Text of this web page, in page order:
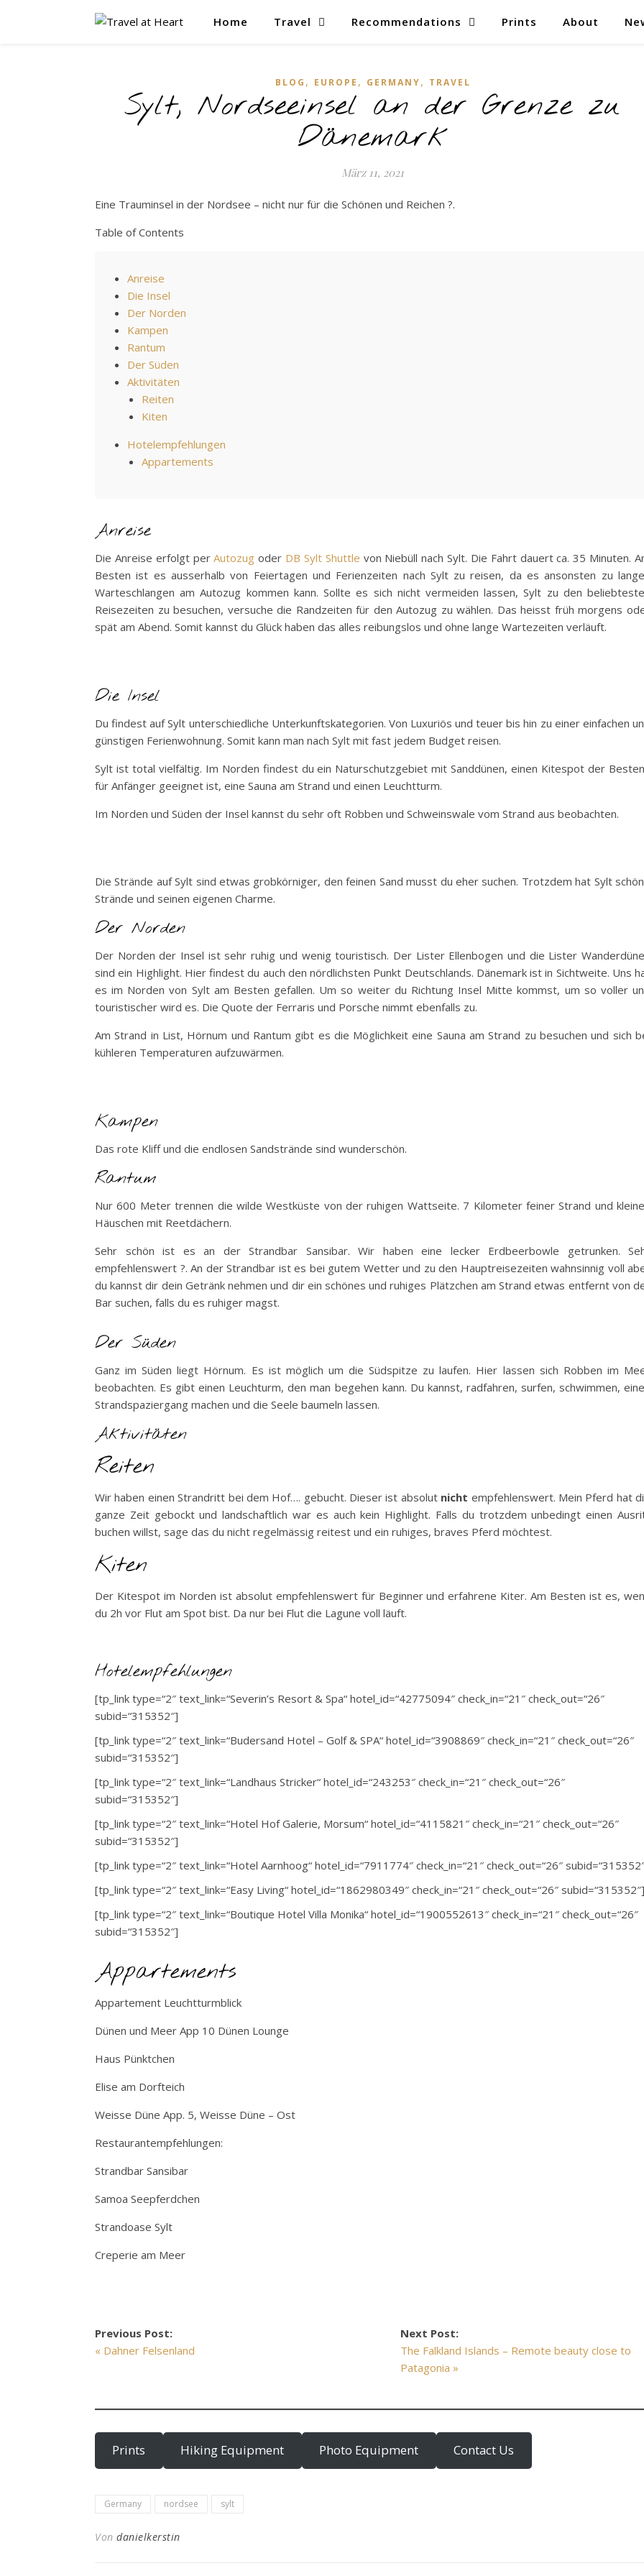
Home Travel Recommendations Prints About
BLOG , EUROPE , GERMANY, TRAVEL
Sylt, Nordseeinsel an der Grenze zu
Dänemark
März 11, 2021
Eine Trauminsel in der Nordsee – nicht nur für die Schönen und Reichen ?.
Table of Contents
Anreise
Die Insel
Der Norden
Kampen
Rantum
Der Süden
Aktivitäten
Reiten
Kiten
Hotelempfehlungen
Appartements
Anreise
Die Anreise erfolgt perAutozug oder DB Sylt Shuttle von Niebüll nach Sylt. Die Fahrt dauert ca. 35 Minuten.
Besten ist es ausserhalb von Feiertagen und Ferienzeiten nach Sylt zu reisen, da es ansonsten zu
Warteschlangen am Autozug kommen kann. Sollte es sich nicht vermeiden lassen, Sylt zu den
Reisezeiten zu besuchen, versuche die Randzeiten für den Autozug zu wählen. Das heisst früh morgens
spät am Abend. Somit kannst du Glück haben das alles reibungslos und ohne lange Wartezeiten verläuft.
Die Insel
Du findest auf Sylt unterschiedliche Unterkunftskategorien. Von Luxuriös und teuer bis hin zu einer einfachen
günstigen Ferienwohnung. Somit kann man nach Sylt mit fast jedem Budget reisen.
Sylt ist total vielfältig. Im Norden findest du ein Naturschutzgebiet mit Sanddünen, einen Kitespot der
für Anfänger geeignet ist, eine Sauna am Strand und einen Leuchtturm.
Im Norden und Süden der Insel kannst du sehr oft Robben und Schweinswale vom Strand aus beobachten.
Die Strände auf Sylt sind etwas grobkörniger, den feinen Sand musst du eher suchen. Trotzdem hat Sylt
Strände und seinen eigenen Charme.
Der Norden
Der Norden der Insel ist sehr ruhig und wenig touristisch. Der Lister Ellenbogen und die Lister
sind ein Highlight. Hier findest du auch den nördlichsten Punkt Deutschlands. Dänemark ist in Sichtweite. Uns
es im Norden von Sylt am Besten gefallen. Um so weiter du Richtung Insel Mitte kommst, um so voller
touristischer wird es. Die Quote der Ferraris und Porsche nimmt ebenfalls zu.
Am Strand in List, Hörnum und Rantum gibt es die Möglichkeit eine Sauna am Strand zu besuchen und sich
kühleren Temperaturen aufzuwärmen.
Kampen
Das rote Kliff und die endlosen Sandstrände sind wunderschön.
Rantum
Nur 600 Meter trennen die wilde Westküste von der ruhigen Wattseite. 7 Kilometer feiner Strand und
Häuschen mit Reetdächern.
Sehr schön ist es an der Strandbar Sansibar. Wir haben eine lecker Erdbeerbowle getrunken.
empfehlenswert ?. An der Strandbar ist es bei gutem Wetter und zu den Hauptreisezeiten wahnsinnig voll
du kannst dir dein Getränk nehmen und dir ein schönes und ruhiges Plätzchen am Strand etwas entfernt von
Bar suchen, falls du es ruhiger magst.
Der Süden
Ganz im Süden liegt Hörnum. Es ist möglich um die Südspitze zu laufen. Hier lassen sich Robben im
beobachten. Es gibt einen Leuchturm, den man begehen kann. Du kannst, radfahren, surfen, schwimmen,
Strandspaziergang machen und die Seele baumeln lassen.
Aktivitäten
Reiten
Wir haben einen Strandritt bei dem Hof…. gebucht. Dieser ist absolut nicht empfehlenswert. Mein Pferd hat
ganze Zeit gebockt und landschaftlich war es auch kein Highlight. Falls du trotzdem unbedingt einen
buchen willst, sage das du nicht regelmässig reitest und ein ruhiges, braves Pferd möchtest.
Kiten
Der Kitespot im Norden ist absolut empfehlenswert für Beginner und erfahrene Kiter. Am Besten ist es,
du 2h vor Flut am Spot bist. Da nur bei Flut die Lagune voll läuft.
Hotelempfehlungen
[tp_link type=“2″ text_link=“Severin’s Resort & Spa“ hotel_id=“42775094″ check_in=“21″ check_out=“26″
subid=“315352″]
[tp_link type=“2″ text_link=“Budersand Hotel – Golf & SPA“ hotel_id=“3908869″ check_in=“21″ check_out=“26″
subid=“315352″]
[tp_link type=“2″ text_link=“Landhaus Stricker“ hotel_id=“243253″ check_in=“21″ check_out=“26″
subid=“315352″]
[tp_link type=“2″ text_link=“Hotel Hof Galerie, Morsum“ hotel_id=“4115821″ check_in=“21″ check_out=“26″
subid=“315352″]
[tp_link type=“2″ text_link=“Hotel Aarnhoog“ hotel_id=“7911774″ check_in=“21″ check_out=“26″
[tp_link type=“2″ text_link=“Easy Living“ hotel_id=“1862980349″ check_in=“21″ check_out=“26″ subid=“315352″]
[tp_link type=“2″ text_link=“Boutique Hotel Villa Monika“ hotel_id=“1900552613″ check_in=“21″ check_out=“26″
subid=“315352″]
Appartements
Appartement Leuchtturmblick
Dünen und Meer App 10 Dünen Lounge
Haus Pünktchen
Elise am Dorfteich
Weisse Düne App. 5, Weisse Düne – Ost
Restaurantempfehlungen:
Strandbar Sansibar
Samoa Seepferdchen
Strandoase Sylt
Creperie am Meer
Previous Post:
« Dahner Felsenland
Next Post:
The Falkland Islands – Remote beauty close to
Patagonia »
Prints Hiking Equipment Photo Equipment Contact Us
Germany nordsee sylt
Von danielkerstin